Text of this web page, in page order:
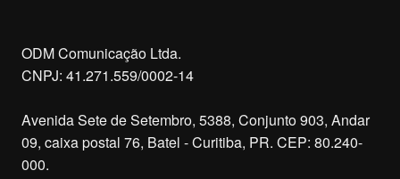
ODM Comunicação Ltda.
CNPJ: 41.271.559/0002-14
Avenida Sete de Setembro, 5388, Conjunto 903, Andar
09, caixa postal 76, Batel - Curitiba, PR. CEP: 80.240-
000.